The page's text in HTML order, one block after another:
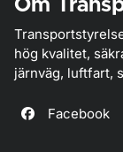
Om
hög kvalitet,
järnväg, luftfart,
Facebook